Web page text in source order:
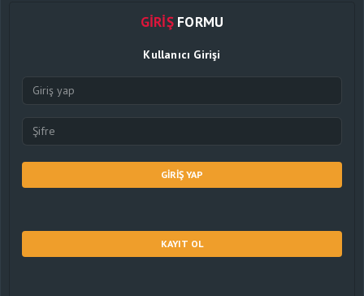
GIRIŞFORMU
Kullanıcı Girişi
GIRIŞ YAP
KAYIT OL